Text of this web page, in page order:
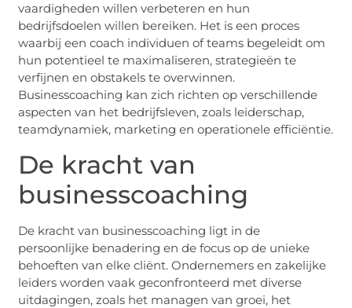
vaardigheden willen verbeteren en hun
bedrijfsdoelen willen bereiken. Het is een proces
waarbij een coach individuen of teams begeleidt om
hun potentieel te maximaliseren, strategieën te
verfijnen en obstakels te overwinnen.
Businesscoaching kan zich richten op verschillende
aspecten van het bedrijfsleven, zoals leiderschap,
teamdynamiek, marketing en operationele efficiëntie.
De kracht van
businesscoaching
De kracht van businesscoaching ligt in de
persoonlijke benadering en de focus op de unieke
behoeften van elke cliënt. Ondernemers en zakelijke
leiders worden vaak geconfronteerd met diverse
uitdagingen, zoals het managen van groei, het